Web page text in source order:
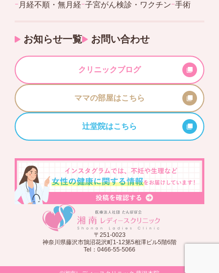
ｰ 月経不順・無月経ｰ子宮がん検診・ワクチンｰ手術
お知らせ一覧 お問い合わせ
クリニックブログ
ママの部屋はこちら
辻堂院はこちら
〒251-0023
神奈川県藤沢市鵠沼花沢町1-12第5相澤ビル5階6階
Tel：0466-55-5066